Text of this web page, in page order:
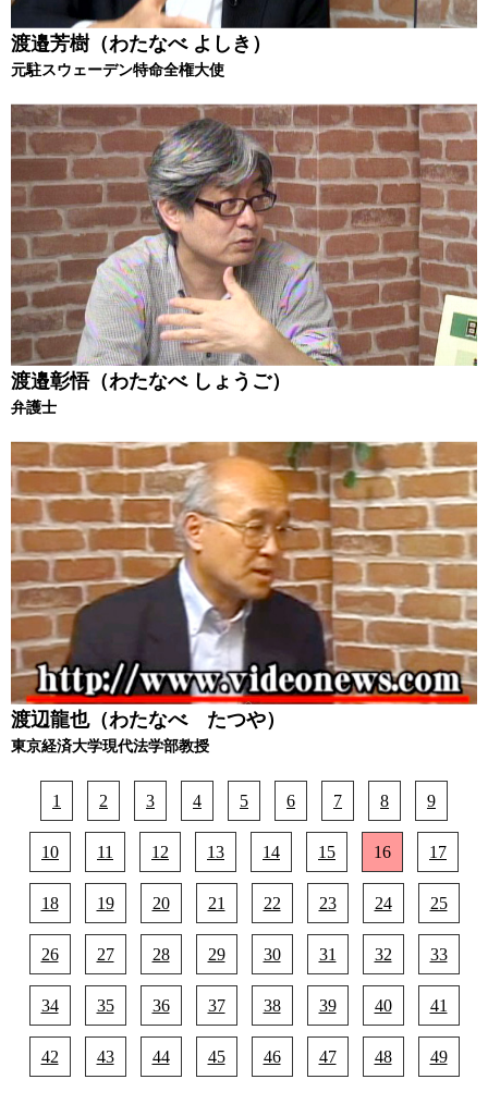
渡邉芳樹（わたなべ よしき）
元駐スウェーデン特命全権大使
渡邉彰悟（わたなべ しょうご）
弁護士
渡辺龍也（わたなべ たつや）
東京経済大学現代法学部教授
1 2 3 4 5 6 7 8 9
10 11 12 13 14 15 16 17
18 19 20 21 22 23 24 25
26 27 28 29 30 31 32 33
34 35 36 37 38 39 40 41
42 43 44 45 46 47 48 49